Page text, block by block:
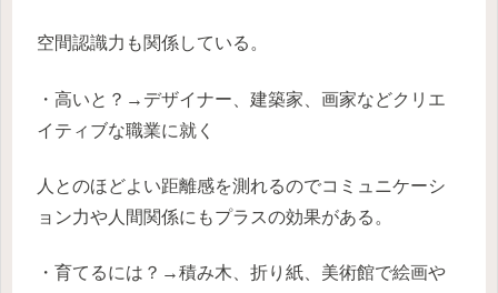
空間認識力も関係している。
・高いと？→デザイナー、建築家、画家などクリエ
イティブな職業に就く
人とのほどよい距離感を測れるのでコミュニケーシ
ョン力や人間関係にもプラスの効果がある。
・育てるには？→積み木、折り紙、美術館で絵画や